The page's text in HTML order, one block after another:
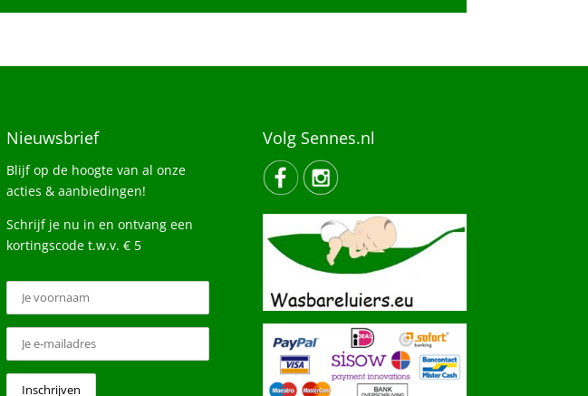
Nieuwsbrief
Blijf op de hoogte van al onze
acties & aanbiedingen!
Schrijf je nu in en ontvang een
kortingscode t.w.v. € 5
Volg Sennes.nl